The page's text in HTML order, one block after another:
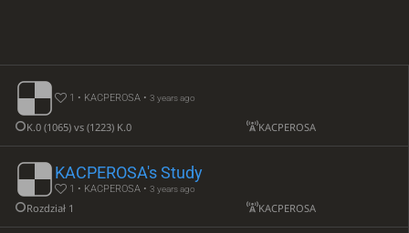
1 • KACPEROSA •3 years ago
K.0 (1065) vs (1223) K.0 KACPEROSA
KACPEROSA's Study
1 • KACPEROSA •3 years ago
Rozdział 1 KACPEROSA